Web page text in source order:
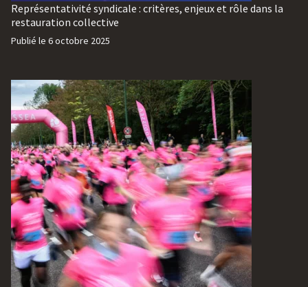
Représentativité syndicale : critères, enjeux et rôle dans la
restauration collective
Publié le 6 octobre 2025